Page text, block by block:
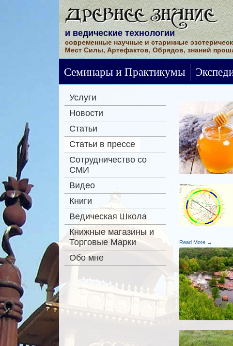
ДРЕВНЕЕ ЗНАНИЕ
и ведические технологии
современные научные и старинные
Мест Силы, Артефактов, Обрядов, знаний
Семинары и Практикумы
Услуги
Новости
Статьи
Статьи в прессе
Сотрудничество со
СМИ
Видео
Книги
Ведическая Школа
Книжные магазины и
Торговые Марки
Обо мне
Read More →